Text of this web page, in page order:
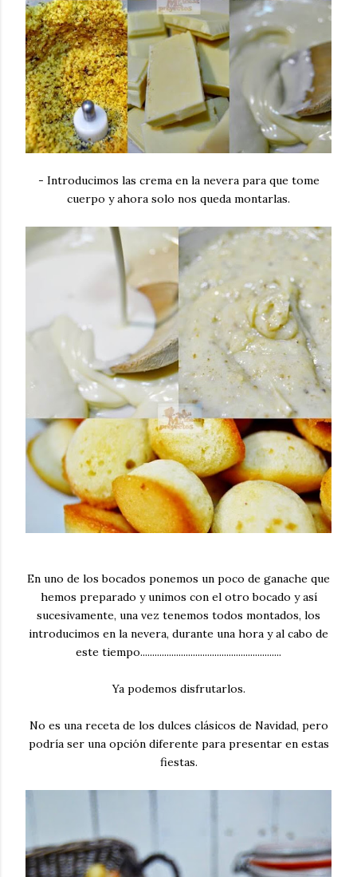
- Introducimos las crema en la nevera para que tome
cuerpo y ahora solo nos queda montarlas.
En uno de los bocados ponemos un poco de ganache que
hemos preparado y unimos con el otro bocado y así
sucesivamente, una vez tenemos todos montados, los
introducimos en la nevera, durante una hora y al cabo de
este tiempo...........................................................
Ya podemos disfrutarlos.
No es una receta de los dulces clásicos de Navidad, pero
podría ser una opción diferente para presentar en estas
fiestas.